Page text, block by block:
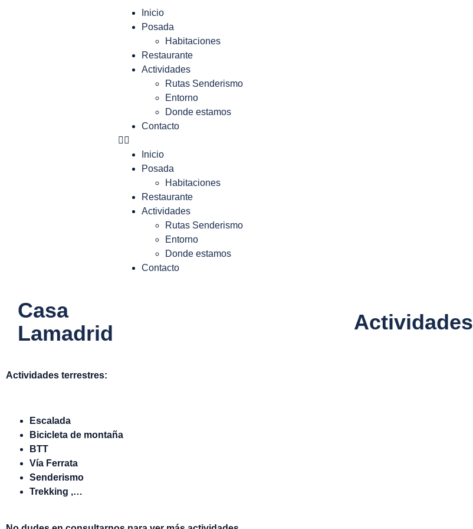
Inicio
Posada
Habitaciones
Restaurante
Actividades
Rutas Senderismo
Entorno
Donde estamos
Contacto
Inicio
Posada
Habitaciones
Restaurante
Actividades
Rutas Senderismo
Entorno
Donde estamos
Contacto
Casa
Lamadrid
Actividades
Actividades terrestres:
Escalada
Bicicleta de montaña
BTT
Vía Ferrata
Senderismo
Trekking ,…